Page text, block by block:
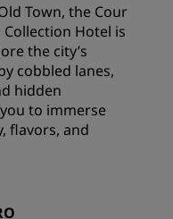
Town, the Cour
Collection Hotel is
the city’s
cobbled lanes,
hidden
to immerse
flavors, and